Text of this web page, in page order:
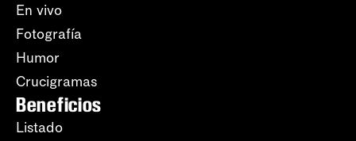
En vivo
Fotografía
Humor
Crucigramas
Beneficios
Listado